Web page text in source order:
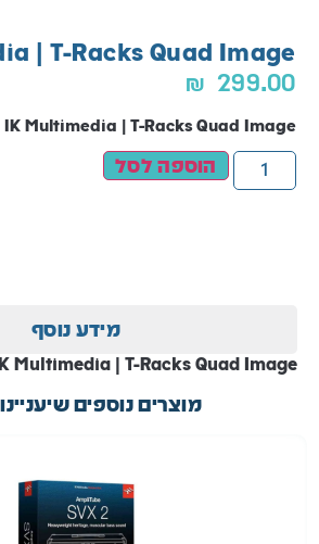
| T-Racks Quad Image
₪ 299.00
IK Multimedia | T-Racks Quad Image
הוספה לסל
מידע נוסף
Multimedia | T-Racks Quad Image
מוצרים נוספים